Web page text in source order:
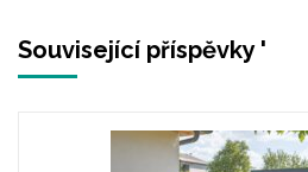
Související příspěvky '